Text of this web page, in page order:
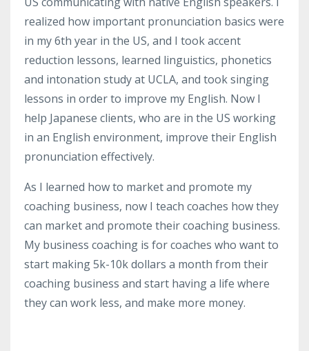
realized how important pronunciation basics were
in my 6th year in the US, and I took accent
reduction lessons, learned linguistics, phonetics
and intonation study at UCLA, and took singing
lessons in order to improve my English. Now I
help Japanese clients, who are in the US working
in an English environment, improve their English
pronunciation effectively.
As I learned how to market and promote my
coaching business, now I teach coaches how they
can market and promote their coaching business.
My business coaching is for coaches who want to
start making 5k-10k dollars a month from their
coaching business and start having a life where
they can work less, and make more money.